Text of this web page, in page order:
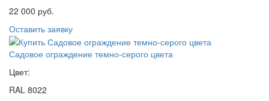
22 000 руб.
Оставить заявку
Садовое ограждение темно-серого цвета
Цвет:
RAL 8022